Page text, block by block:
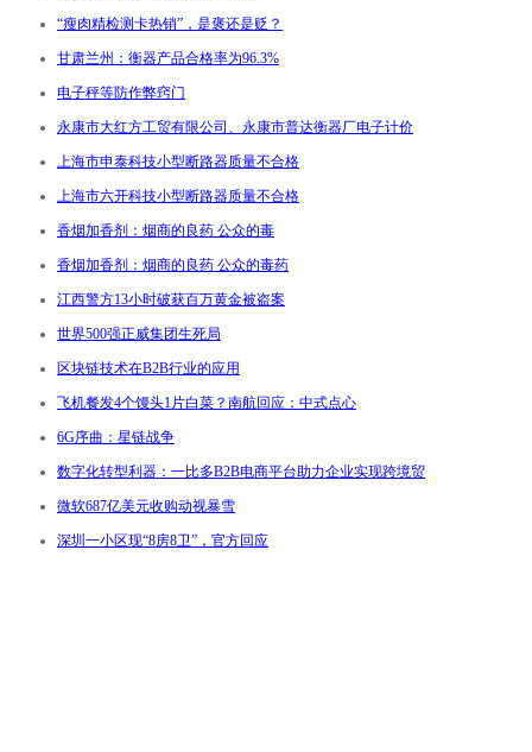
“瘦肉精检测卡热销”，是褒还是贬？
甘肃兰州：衡器产品合格率为96.3%
电子秤等防作弊窍门
永康市大红方工贸有限公司、永康市普达衡器厂电子计价
上海市申泰科技小型断路器质量不合格
上海市六开科技小型断路器质量不合格
香烟加香剂：烟商的良药 公众的毒
香烟加香剂：烟商的良药 公众的毒药
江西警方13小时破获百万黄金被盗案
世界500强正威集团生死局
区块链技术在B2B行业的应用
飞机餐发4个馒头1片白菜？南航回应：中式点心
6G序曲：星链战争
数字化转型利器：一比多B2B电商平台助力企业实现跨境贸
微软687亿美元收购动视暴雪
深圳一小区现“8房8卫”，官方回应